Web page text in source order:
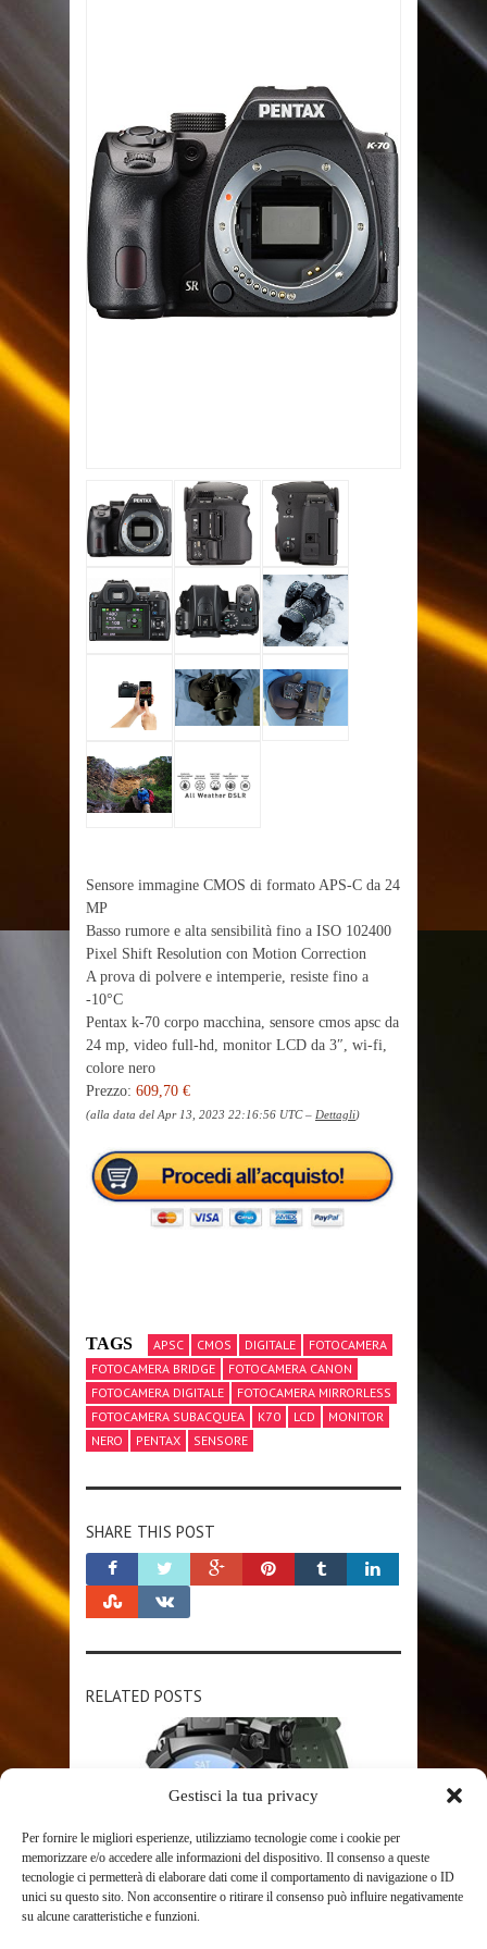
Gestisci la tua privacy
Per fornire le migliori esperienze, utilizziamo tecnologie come i cookie per
memorizzare e/o accedere alle informazioni del dispositivo. Il consenso a queste
tecnologie ci permetterà di elaborare dati come il comportamento di navigazione o ID
unici su questo sito. Non acconsentire o ritirare il consenso può influire negativamente
su alcune caratteristiche e funzioni.
Sensore immagine CMOS di formato APS-C da 24
MP
Basso rumore e alta sensibilità fino a ISO 102400
Pixel Shift Resolution con Motion Correction
A prova di polvere e intemperie, resiste fino a
-10°C
Pentax k-70 corpo macchina, sensore cmos apsc da
24 mp, video full-hd, monitor LCD da 3″, wi-fi,
colore nero
Prezzo: 609,70 €
(alla data del Apr 13, 2023 22:16:56 UTC – Dettagli)
TAGS APSC CMOS DIGITALE
FOTOCAMERA
FOTOCAMERA BRIDGE
FOTOCAMERA CANON
FOTOCAMERA DIGITALE
FOTOCAMERA MIRRORLESS
FOTOCAMERA SUBACQUEA
K70 LCD
MONITOR
NERO
PENTAX SENSORE
SHARE THIS POST
RELATED POSTS
SHOP